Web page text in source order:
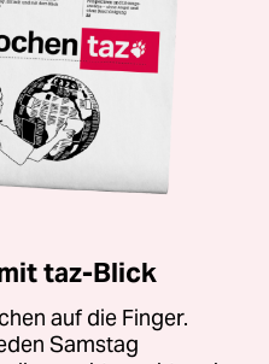
taz-Blick
auf die Finger.
Samstag